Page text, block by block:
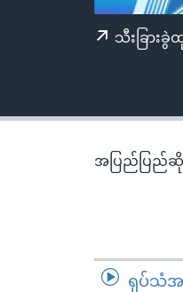
သီးခြား
အပြည်ပြည်ဆိုင်
ရုပ်သံအ